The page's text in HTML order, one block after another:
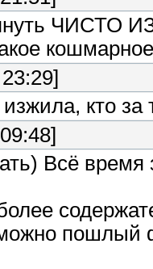
кто за
Всё время
пошлый